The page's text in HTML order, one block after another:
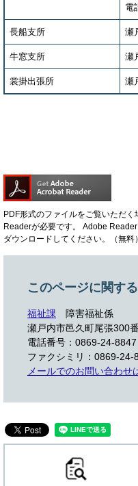
電
長船支所 瀬
牛窓支所 瀬
裳掛出張所 瀬
PDF形式のファイルをご覧いただ
Readerが必要です。
Adobe
ダウンロードしてください。（無料）
このページに関す
福祉課
障害福祉係
瀬戸内市邑久町尾張300
電話番号：0869-24-8847
ファクシミリ：0869-24-
メールでのお問い合わせ